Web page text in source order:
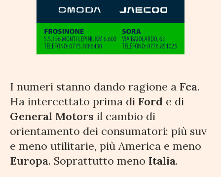
I numeri stanno dando ragione a Fca.
Ha intercettato prima di Ford e di
General Motors il cambio di
orientamento dei consumatori: più suv
e meno utilitarie, più America e meno
Europa. Soprattutto meno Italia.